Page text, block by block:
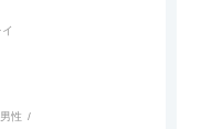
男性